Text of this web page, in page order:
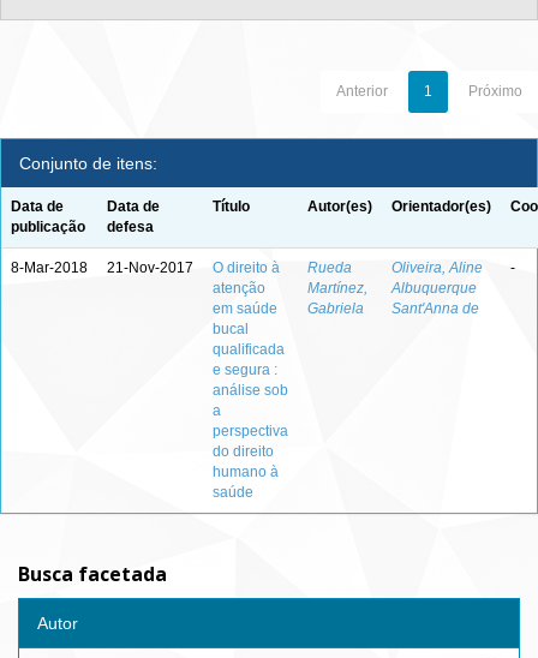
Anterior 1 Próximo
Conjunto de itens:
Data de
publicação
Data de
defesa
Título Autor(es) Orientador(es)
8-Mar-2018 21-Nov-2017
O direito à
atenção
em saúde
bucal
qualificada
e segura :
análise sob
a
perspectiva
do direito
humano à
saúde
Rueda
Martínez,
Gabriela
Oliveira, Aline
Albuquerque
Sant'Anna de
-
Busca facetada
Autor